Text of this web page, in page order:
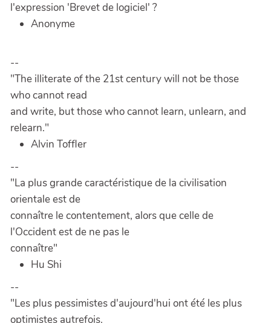
l'expression 'Brevet de logiciel' ?
Anonyme
--
"The illiterate of the 21st century will not be those
who cannot read
and write, but those who cannot learn, unlearn, and
relearn."
Alvin Toffler
--
"La plus grande caractéristique de la civilisation
orientale est de
connaître le contentement, alors que celle de
l'Occident est de ne pas le
connaître"
Hu Shi
--
"Les plus pessimistes d'aujourd'hui ont été les plus
optimistes autrefois.